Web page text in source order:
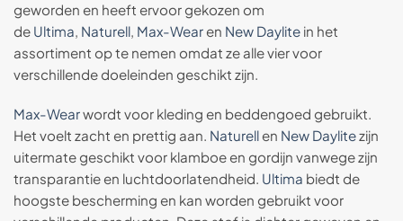
geworden en heeft ervoor gekozen om
de Ultima, Naturell, Max-Wear en New Daylite in het
assortiment op te nemen omdat ze alle vier voor
verschillende doeleinden geschikt zijn.
Max-Wearwordt voor kleding en beddengoed gebruikt.
Het voelt zacht en prettig aan. Naturell en New Daylitezijn
uitermate geschikt voor klamboe en gordijn vanwege zijn
transparantie en luchtdoorlatendheid. Ultima biedt de
hoogste bescherming en kan worden gebruikt voor